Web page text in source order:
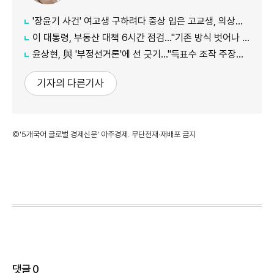
'장윤기 사건' 여고생 구하려다 중상 입은 고교생, 의상자 인정
이 대통령, 부동산 대책 6시간 점검…"기존 방식 벗어나 과감히 실행"
윤상현, 與 '부정선거론'에 선 긋기…"득표수 조작 주장은 선동"
기자의 다른기사
©'5개국어 글로벌 경제신문' 아주경제. 무단전재·재배포 금지
댓글0